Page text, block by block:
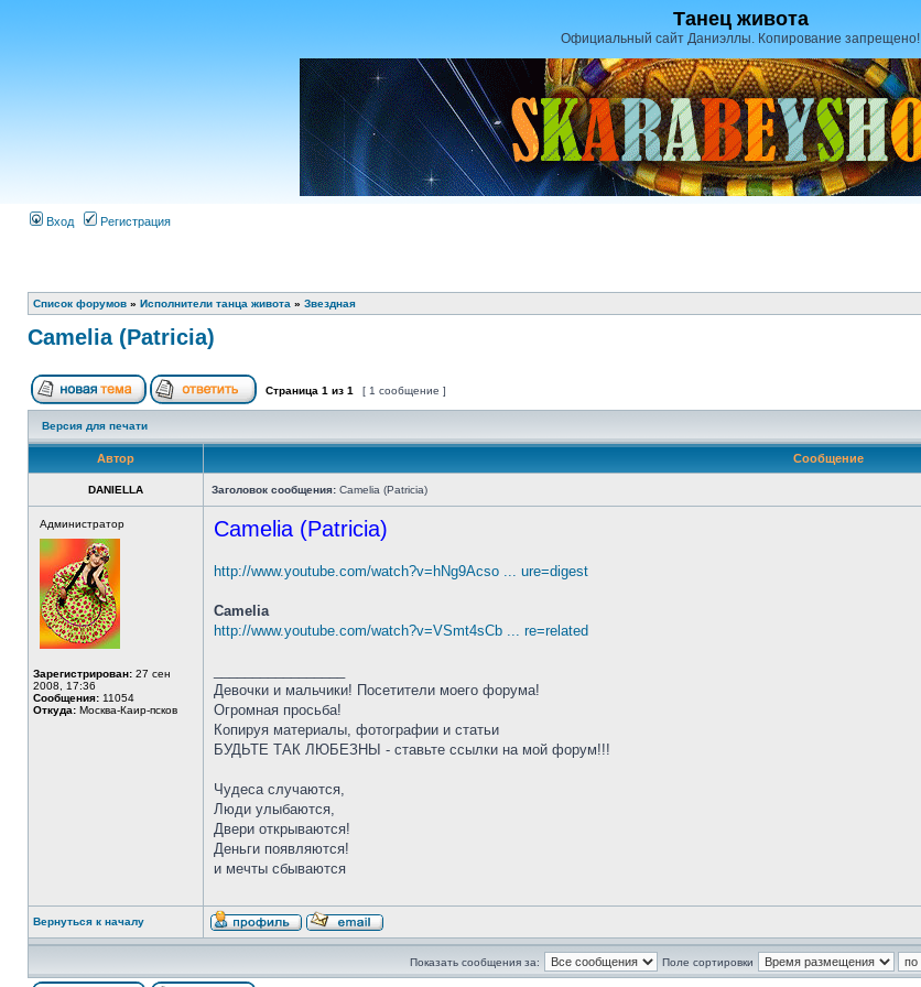
Танец живота
Официальный сайт Даниэллы. Копирование запрещено!
Вход Регистрация
Список форумов » Исполнители танца живота » Звездная
Camelia (Patricia)
Страница 1 из 1 [ 1 сообщение ]
Версия для печати
Автор Сообщение
DANIELLA Заголовок сообщения: Camelia (Patricia)
Администратор
Зарегистрирован: 27 сен
2008, 17:36
Сообщения: 11054
Откуда: Москва-Каир-псков
Camelia (Patricia)
http://www.youtube.com/watch?v=hNg9Acso ... ure=digest
Camelia
http://www.youtube.com/watch?v=VSmt4sCb ... re=related
Девочки и мальчики! Посетители моего форума!
Огромная просьба!
Копируя материалы, фотографии и статьи
БУДЬТЕ ТАК ЛЮБЕЗНЫ - ставьте ссылки на мой форум!!!
Чудеса случаются,
Люди улыбаются,
Двери открываются!
Деньги появляются!
и мечты сбываются
Вернуться к началу
Показать сообщения за: Поле сортировки